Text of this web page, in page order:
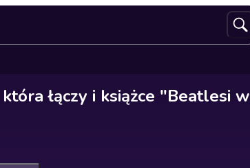
łączy i książce "Beatlesi w